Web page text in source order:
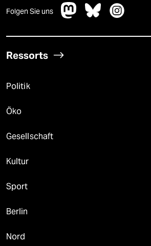
Folgen Sie uns
Ressorts
Politik
Öko
Gesellschaft
Kultur
Sport
Berlin
Nord